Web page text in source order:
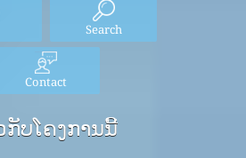
Search
Contact
ບໂຄງການນີ້